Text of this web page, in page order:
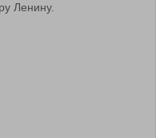
Ленину.